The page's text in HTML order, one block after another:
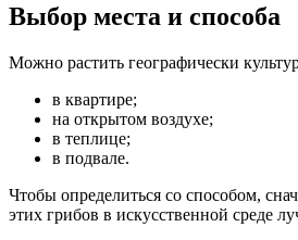
Выбор места и способа
Можно растить географически
в квартире;
на открытом воздухе;
в теплице;
в подвале.
Чтобы определиться со способом,
этих грибов в искусственной среде